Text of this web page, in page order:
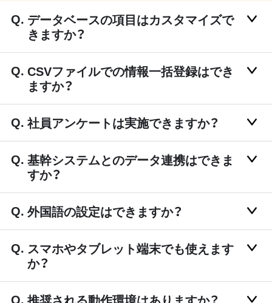
データベースの項目はカスタマイズで
きますか？
CSVファイルでの情報一括登録はでき
ますか？
社員アンケートは実施できますか？
基幹システムとのデータ連携はできま
すか？
外国語の設定はできますか？
スマホやタブレット端末でも使えます
か？
推奨される動作環境はありますか？